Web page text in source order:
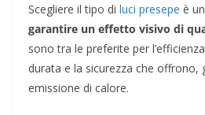
Scegliere il tipo di luci presepe è
garantire un effetto visivo di
sono tra le preferite per
durata e la sicurezza che offrono,
emissione di calore.